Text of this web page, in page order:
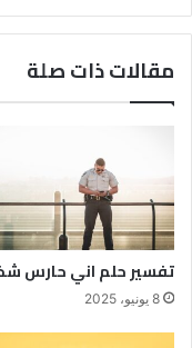
مقالات ذات صلة
تفسير حلم اني حارس
8 يونيو، 2025